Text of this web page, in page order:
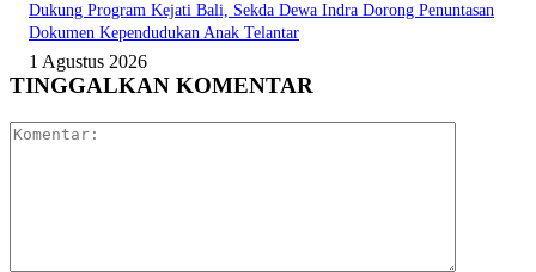
Dukung Program Kejati Bali, Sekda Dewa Indra Dorong Penuntasan
Dokumen Kependudukan Anak Telantar
1 Agustus 2026
TINGGALKAN KOMENTAR